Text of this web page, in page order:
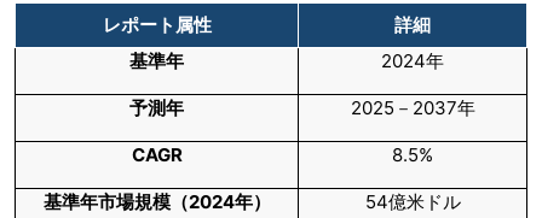
レポート属性
詳細
基準年
2024年
予測年 2025－2037年
CAGR 8.5%
基準年市場規模（2024年） 54億米ドル